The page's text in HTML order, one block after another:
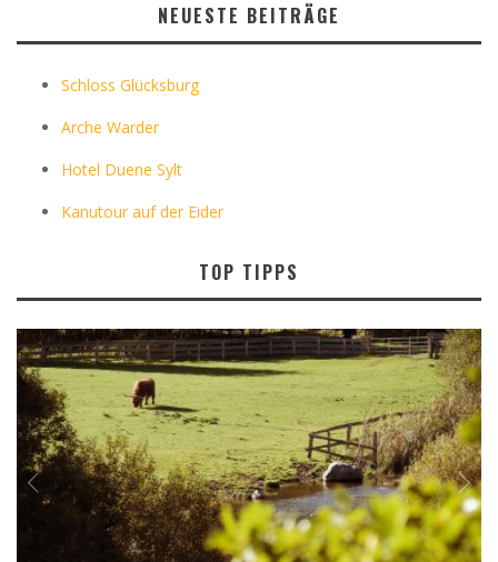
NEUESTE BEITRÄGE
Schloss Glücksburg
Arche Warder
Hotel Duene Sylt
Kanutour auf der Eider
TOP TIPPS